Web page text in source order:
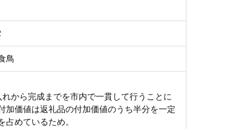
鳥
から完成までを市内で一貫して行うことに
加価値は返礼品の付加価値のうち半分を一定
占めているため。